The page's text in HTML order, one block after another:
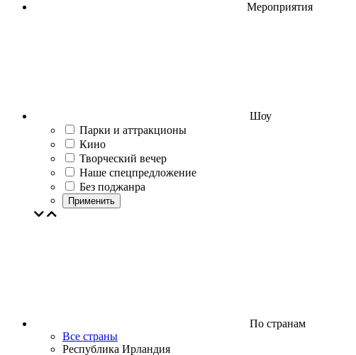
Мероприятия
Шоу
Парки и аттракционы
Кино
Творческий вечер
Наше спецпредложение
Без поджанра
Применить
По странам
Все страны
Республика Ирландия